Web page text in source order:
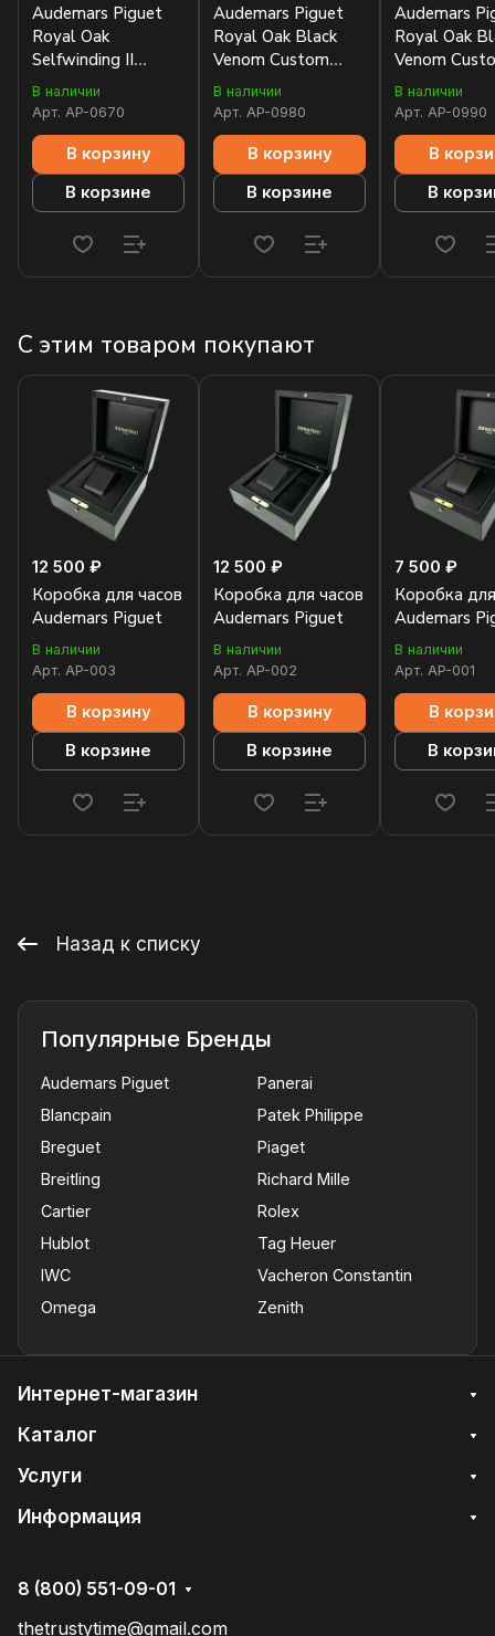
Audemars Piguet
Royal Oak
Selfwinding II
15500ST.OO.1220ST.02
В наличии
Арт. AP-0670
В корзину
В корзине
Audemars Piguet
Royal Oak Black
Venom Custom
15400
В наличии
Арт. AP-0980
В корзину
В корзине
Audemars
Royal Oak
Venom
15500
В наличии
Арт. AP-0990
В
В
С этим товаром покупают
12 500 ₽
Коробка для часов
Audemars Piguet
В наличии
Арт. AP-003
В корзину
В корзине
12 500 ₽
Коробка для часов
Audemars Piguet
В наличии
Арт. AP-002
В корзину
В корзине
7 500 ₽
Коробка
Audemars
В наличии
Арт. AP-001
В
В
Назад к списку
Популярные Бренды
Audemars Piguet
Blancpain
Breguet
Breitling
Cartier
Hublot
IWC
Omega
Panerai
Patek Philippe
Piaget
Richard Mille
Rolex
Tag Heuer
Vacheron Constantin
Zenith
Интернет-магазин
Каталог
Услуги
Информация
8 (800) 551-09-01
thetrustytime@gmail.com